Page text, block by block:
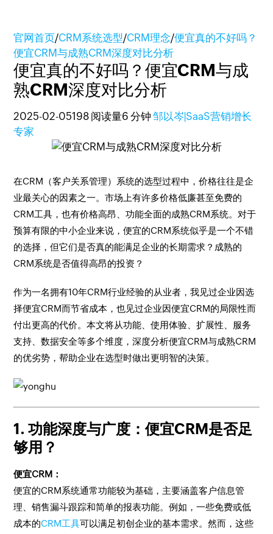
官网首页/CRM系统选型/CRM理念/便宜真的不好吗？
便宜CRM与成熟CRM深度对比分析
便宜真的不好吗？便宜CRM与成
熟CRM深度对比分析
2025-02-05198 阅读量6 分钟 邹以岑|SaaS营销增长
专家
在CRM（客户关系管理）系统的选型过程中，价格往往是企
业最关心的因素之一。市场上有许多价格低廉甚至免费的
CRM工具，也有价格高昂、功能全面的成熟CRM系统。对于
预算有限的中小企业来说，便宜的CRM系统似乎是一个不错
的选择，但它们是否真的能满足企业的长期需求？成熟的
CRM系统是否值得高昂的投资？
作为一名拥有10年CRM行业经验的从业者，我见过企业因选
择便宜CRM而节省成本，也见过企业因便宜CRM的局限性而
付出更高的代价。本文将从功能、使用体验、扩展性、服务
支持、数据安全等多个维度，深度分析便宜CRM与成熟CRM
的优劣势，帮助企业在选型时做出更明智的决策。
1. 功能深度与广度：便宜CRM是否足
够用？
便宜CRM：
便宜的CRM系统通常功能较为基础，主要涵盖客户信息管
理、销售漏斗跟踪和简单的报表功能。例如，一些免费或低
成本的CRM工具可以满足初创企业的基本需求。然而，这些